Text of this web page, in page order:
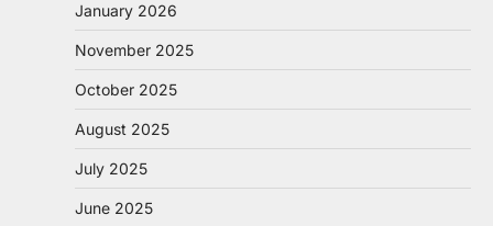
January 2026
November 2025
October 2025
August 2025
July 2025
June 2025